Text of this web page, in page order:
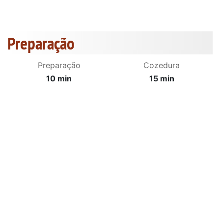
Preparação
Preparação
10 min
Cozedura
15 min